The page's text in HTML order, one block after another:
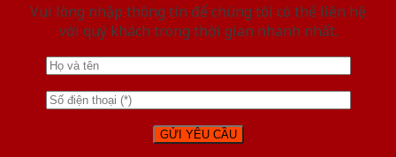
Vui lòng nhập thông tin để chúng tôi có thể liên hệ
với quý khách trong thời gian nhanh nhất.